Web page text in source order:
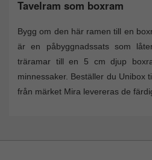
Tavelram som boxram
Bygg om den här ramen till en
är en påbyggnadssats som
träramar till en 5 cm djup
minnessaker. Beställer du Unibox
från märket Mira levereras de